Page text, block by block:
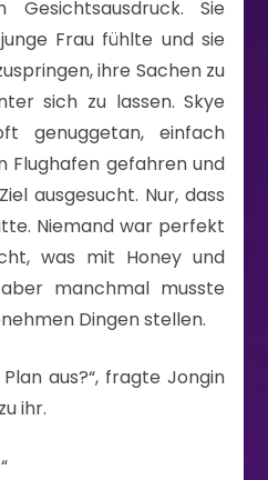
Gesichtsausdruck. Sie
Frau fühlte und sie
ihre Sachen zu
sich zu lassen. Skye
genuggetan, einfach
Flughafen gefahren und
ausgesucht. Nur, dass
Niemand war perfekt
was mit Honey und
manchmal musste
Dingen stellen.
aus?“, fragte Jongin
ihr.